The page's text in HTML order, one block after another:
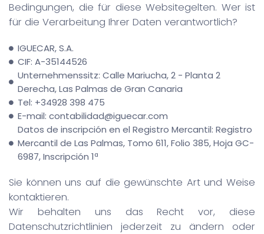
Bedingungen, die für diese Websitegelten. Wer ist
für die Verarbeitung Ihrer Daten verantwortlich?
IGUECAR, S.A.
CIF: A-35144526
Unternehmenssitz: Calle Mariucha, 2 - Planta 2
Derecha, Las Palmas de Gran Canaria
Tel: +34928 398 475
E-mail: contabilidad@iguecar.com
Datos de inscripción en el Registro Mercantil: Registro
Mercantil de Las Palmas, Tomo 611, Folio 385, Hoja GC-
6987, Inscripción 1ª
Sie können uns auf die gewünschte Art und Weise
kontaktieren.
Wir behalten uns das Recht vor, diese
Datenschutzrichtlinien jederzeit zu ändern oder